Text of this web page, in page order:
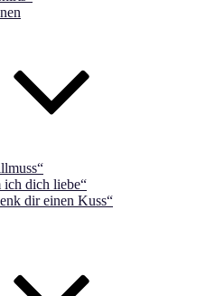
ich dich liebe“
dir einen Kuss“